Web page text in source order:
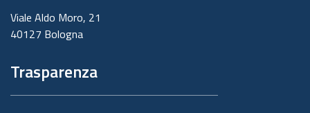
Viale Aldo Moro, 21
40127 Bologna
Trasparenza